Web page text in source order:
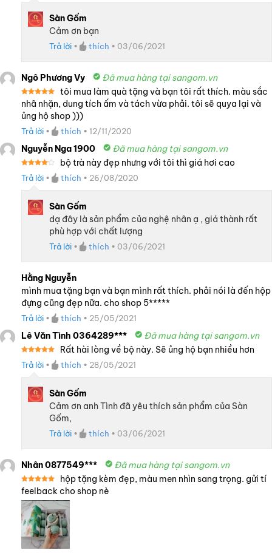
Sàn Gốm
Cảm ơn bạn
Trả lời • thích • 03/06/2021
Ngô Phương Vy Đã mua hàng tại sangom.vn
Được xếp
hạng 55
sao
tôi mua làm quà tặng và bạn tôi rất thích. màu sắc
nhã nhặn, dung tích ấm và tách vừa phải. tôi sẽ quya lại và
ủng hộ shop )))
Trả lời • thích • 12/11/2020
Nguyễn Nga 1900 Đã mua hàng tại sangom.vn
xếp
bộ trà này đẹp nhưng với tôi thì giá hơi cao
Trả lời • thích • 26/08/2020
Sàn Gốm
dạ đây là sản phẩm của nghệ nhân ạ , giá thành rất
phù hợp với chất lượng
Trả lời • thích • 03/06/2021
Hằng Nguyễn
mình mua tặng bạn và bạn mình rất thích. phải nói là đến hộp
đựng cũng đẹp nữa. cho shop 5*****
Trả lời • thích • 25/05/2021
Lê Văn Tình 0364289*** Đã mua hàng tại sangom.vn
hạng5 5
Rất hài lòng về bộ này. Sẽ ủng hộ bạn nhiều hơn
Trả lời • thích • 28/05/2021
Sàn Gốm
Cảm ơn anh Tình đã yêu thích sản phẩm của Sàn
Gốm,
Trả lời • thích • 03/06/2021
Nhân 0877549*** Đã mua hàng tại sangom.vn
Được xếp
hạng55
sao
hộp tặng kèm đẹp, màu men nhìn sang trọng. gửi tí
feelback cho shop nè